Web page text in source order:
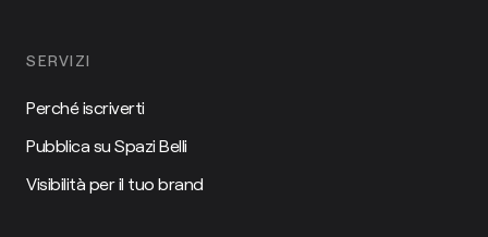
SERVIZI
Perché iscriverti
Pubblica su Spazi Belli
Visibilità per il tuo brand